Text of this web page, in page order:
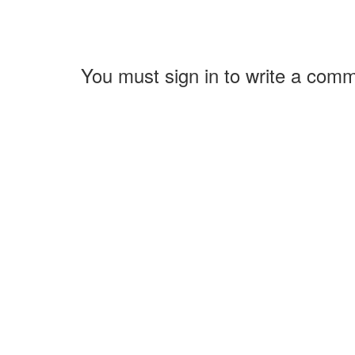
You must sign in to write a